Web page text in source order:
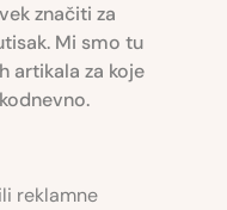
značiti za
Mi smo tu
artikala za koje
reklamne